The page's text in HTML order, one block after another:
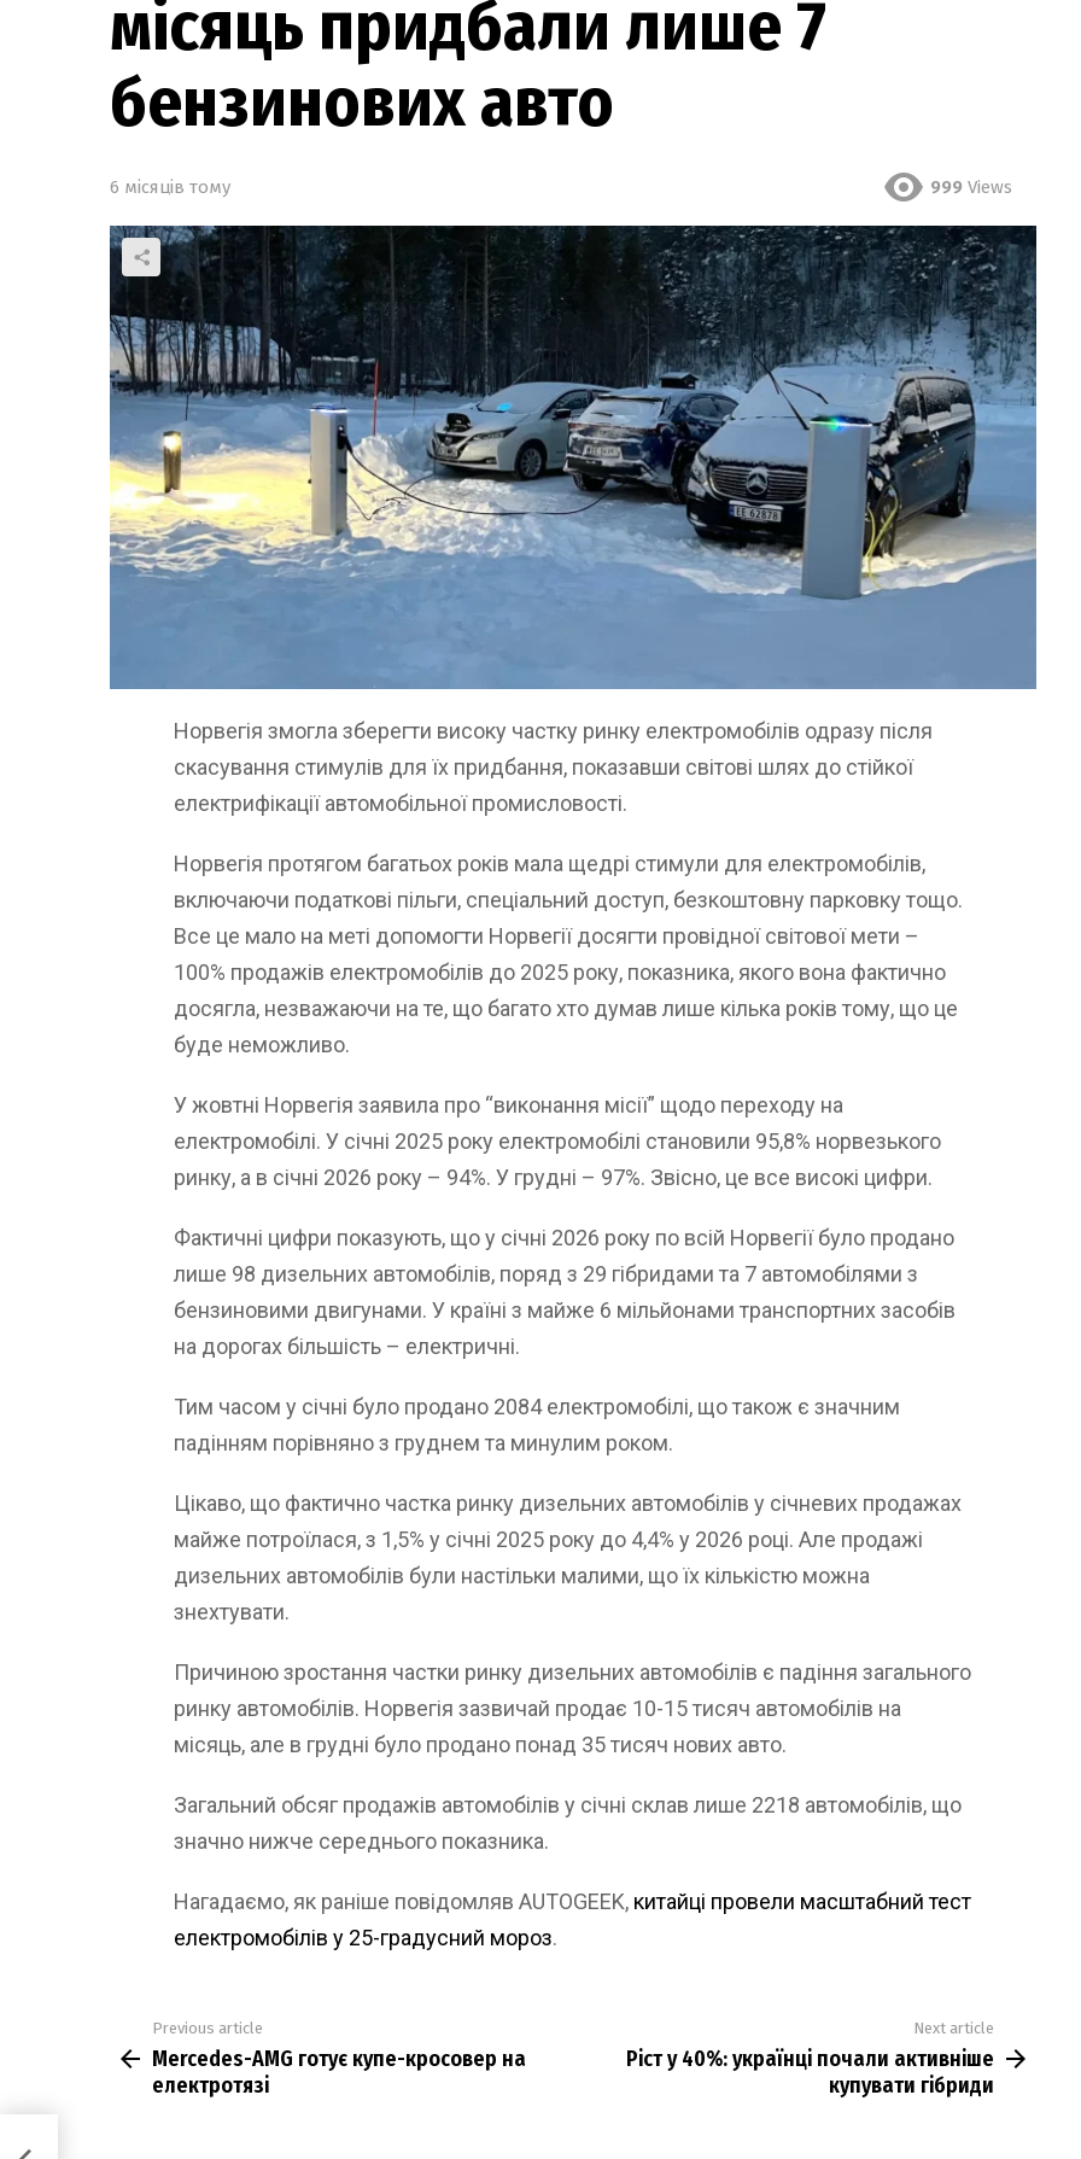
місяць придбали лише 7
бензинових авто
6 місяців тому 999 Views
Норвегія змогла зберегти високу частку ринку електромобілів одразу після
скасування стимулів для їх придбання, показавши світові шлях до стійкої
електрифікації автомобільної промисловості.
Норвегія протягом багатьох років мала щедрі стимули для електромобілів,
включаючи податкові пільги, спеціальний доступ, безкоштовну парковку тощо.
Все це мало на меті допомогти Норвегії досягти провідної світової мети –
100% продажів електромобілів до 2025 року, показника, якого вона фактично
досягла, незважаючи на те, що багато хто думав лише кілька років тому, що це
буде неможливо.
У жовтні Норвегія заявила про “виконання місії” щодо переходу на
електромобілі. У січні 2025 року електромобілі становили 95,8% норвезького
ринку, а в січні 2026 року – 94%. У грудні – 97%. Звісно, ​​це все високі цифри.
Фактичні цифри показують, що у січні 2026 року по всій Норвегії було продано
лише 98 дизельних автомобілів, поряд з 29 гібридами та 7 автомобілями з
бензиновими двигунами. У країні з майже 6 мільйонами транспортних засобів
на дорогах більшість – електричні.
Тим часом у січні було продано 2084 електромобілі, що також є значним
падінням порівняно з груднем та минулим роком.
Цікаво, що фактично частка ринку дизельних автомобілів у січневих продажах
майже потроїлася, з 1,5% у січні 2025 року до 4,4% у 2026 році. Але продажі
дизельних автомобілів були настільки малими, що їх кількістю можна
знехтувати.
Причиною зростання частки ринку дизельних автомобілів є падіння загального
ринку автомобілів. Норвегія зазвичай продає 10-15 тисяч автомобілів на
місяць, але в грудні було продано понад 35 тисяч нових авто.
Загальний обсяг продажів автомобілів у січні склав лише 2218 автомобілів, що
значно нижче середнього показника.
Нагадаємо, як раніше повідомляв AUTOGEEK, китайці провели масштабний тест
електромобілів у 25-градусний мороз.
more
Previous article
Mercedes-AMG готує купе-кросовер на
електротязі
Next article
Ріст у 40%: українці почали активніше
купувати гібриди